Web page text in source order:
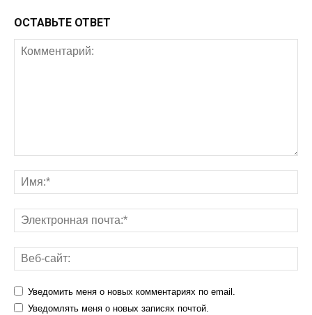
ОСТАВЬТЕ ОТВЕТ
Уведомить меня о новых комментариях по email.
Уведомлять меня о новых записях почтой.